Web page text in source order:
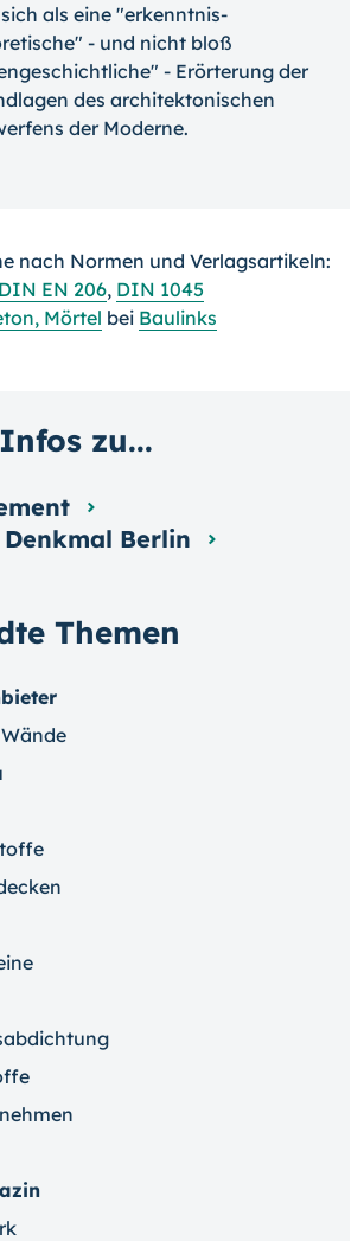
als eine "erkenntnis-
- und nicht bloß
- Erörterung der
des architektonischen
der Moderne.
nach Normen und Verlagsartikeln:
DIN EN 206, DIN 1045
Mörtel bei Baulinks
Themen
zu...
Berlin